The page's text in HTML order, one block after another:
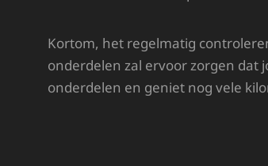
Kortom, het regelmatig
onderdelen zal ervoor zorgen dat
onderdelen en geniet nog vele